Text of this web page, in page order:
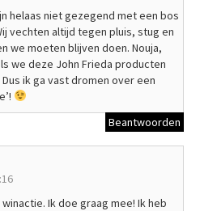
helaas niet gezegend met een bos
vechten altijd tegen pluis, stug en
we moeten blijven doen. Nouja,
we deze John Frieda producten
ik ga vast dromen over een
Beantwoorden
Ik doe graag mee! Ik heb